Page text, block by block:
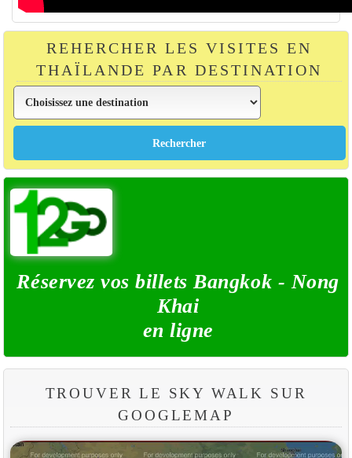
REHERCHER LES VISITES EN
THAÏLANDE PAR DESTINATION
Réservez vos billets Bangkok - Nong
Khai
en ligne
TROUVER LE SKY WALK SUR
GOOGLEMAP